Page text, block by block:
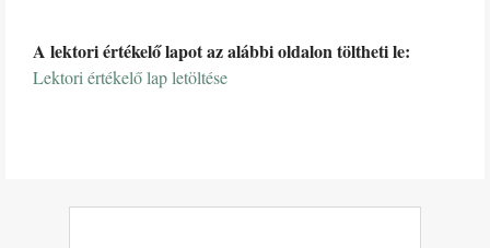
A lektori értékelő lapot az alábbi oldalon töltheti le:
Lektori értékelő lap letöltése